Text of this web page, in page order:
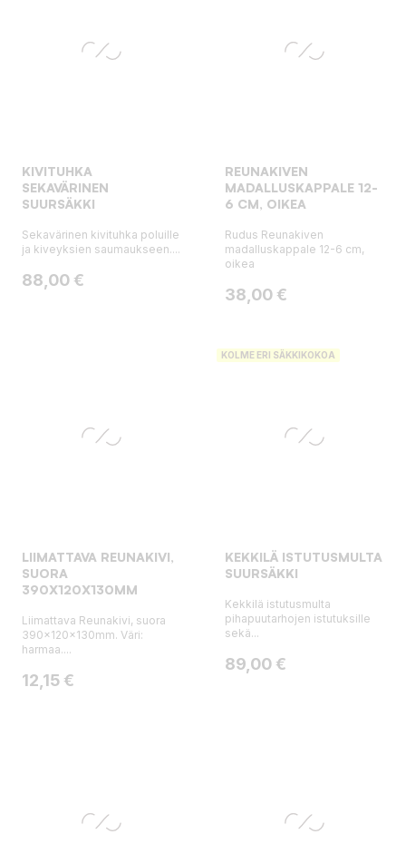
KIVITUHKA
SEKAVÄRINEN
SUURSÄKKI
Sekavärinen kivituhka poluille
ja kiveyksien saumaukseen....
Hinta
88,00 €
REUNAKIVEN
MADALLUSKAPPALE 12-
6 CM, OIKEA
Rudus Reunakiven
madalluskappale 12-6 cm,
oikea
Hinta
38,00 €
LIIMATTAVA REUNAKIVI,
SUORA
390X120X130MM
Liimattava Reunakivi, suora
390x120x130mm. Väri:
harmaa....
Hinta
12,15 €
KOLME ERI SÄKKIKOKOA
KEKKILÄ ISTUTUSMULTA
SUURSÄKKI
Kekkilä istutusmulta
pihapuutarhojen istutuksille
sekä...
Hinta
89,00 €